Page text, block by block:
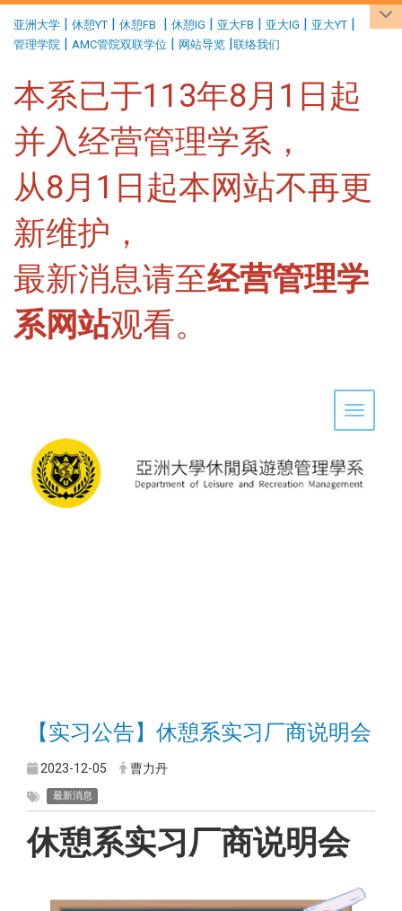
亚洲大学 | 休憩YT | 休憩FB | 休憩IG | 亚大FB | 亚大IG | 亚大YT |
管理学院 | AMC管院双联学位 | 网站导览 |联络我们
本系已于113年8月1日起
并入经营管理学系，
从8月1日起本网站不再更
新维护，
最新消息请至经营管理学
系网站观看。
Toggle
【实习公告】休憩系实习厂商说明会
2023-12-05 曹力丹
最新消息
休憩系实习厂商说明会